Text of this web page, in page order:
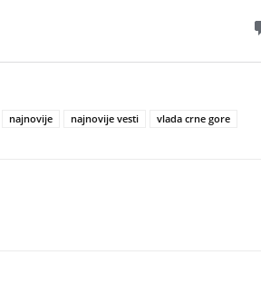
najnovije najnovije vesti vlada crne gore